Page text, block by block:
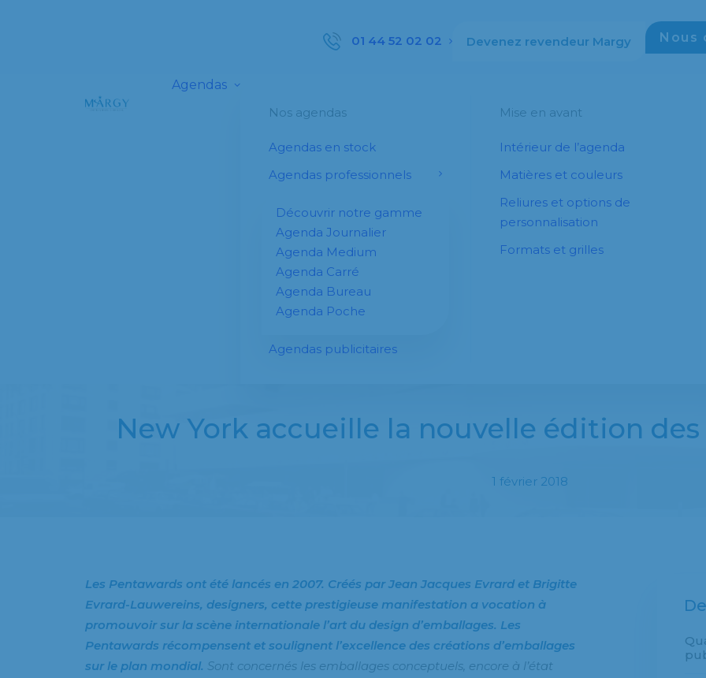
01 44 52 02 02 Devenez revendeur Margy Nous
Agendas
Nos agendas
Agendas en stock
Agendas professionnels
Découvrir notre gamme
Agenda Journalier
Agenda Medium
Agenda Carré
Agenda Bureau
Agenda Poche
Agendas publicitaires
Mise en avant
Intérieur de l’agenda
Matières et couleurs
Reliures et options de
personnalisation
Formats et grilles
New York accueille la nouvelle édition
1 février 2018
Les Pentawards ont été lancés en 2007. Créés par Jean Jacques Evrard et Brigitte
Evrard-Lauwereins, designers, cette prestigieuse manifestation a vocation à
promouvoir sur la scène internationale l’art du design d’emballages. Les
Pentawards récompensent et soulignent l’excellence des créations d’emballages
sur le plan mondial. Sont concernés les emballages conceptuels, encore à l’état